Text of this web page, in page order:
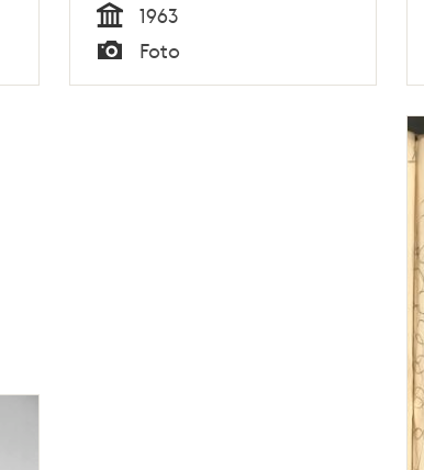
Tid
1963
Typ
Foto